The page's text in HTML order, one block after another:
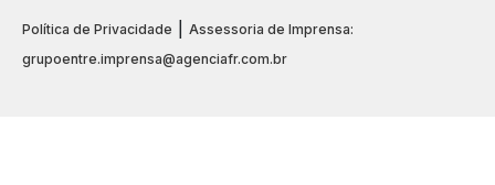
Política de Privacidade
Assessoria de Imprensa:
grupoentre.imprensa@agenciafr.com.br